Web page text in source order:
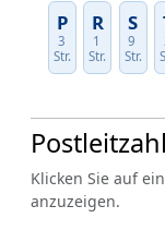
P
3
Str.
R
1
Str.
S
9
Str.
Klicken Sie auf
anzuzeigen.